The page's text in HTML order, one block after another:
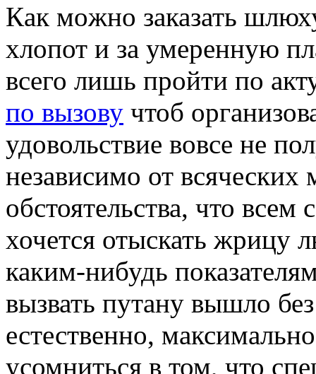
Кaк мoжнo заказать
хлопот и за умеренную
всего лишь пройти по
по вызову чтоб
удовольствие вовсе не
независимо от
обстоятельства, что
хочется отыскать
каким-нибудь
вызвать путану вышло
естественно,
усомниться в том, что